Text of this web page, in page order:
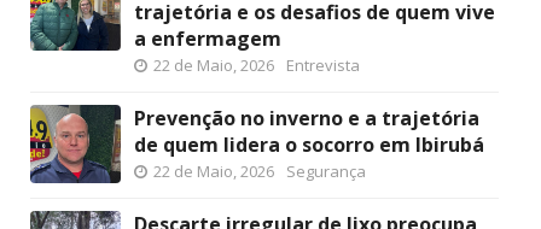
trajetória e os desafios de quem vive
a enfermagem
22 de Maio, 2026 Entrevista
Prevenção no inverno e a trajetória
de quem lidera o socorro em Ibirubá
22 de Maio, 2026 Segurança
Descarte irregular de lixo preocupa